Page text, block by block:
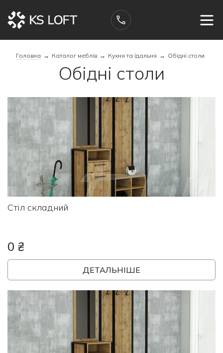
Головна → Каталог меблів → Кухня та їдальня → Обідні столи
Обідні столи
Стіл складний
0 ₴
ДЕТАЛЬНІШЕ